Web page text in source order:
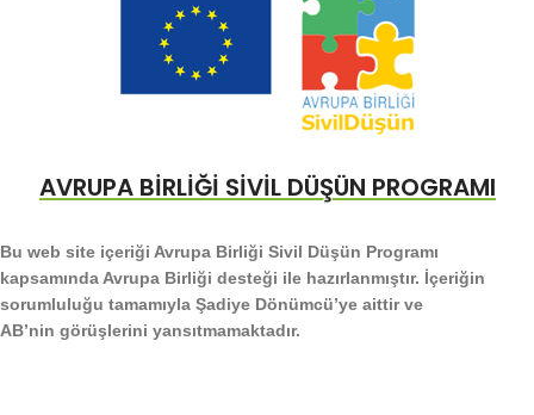
AVRUPA BİRLİĞİ SİVİL DÜŞÜN PROGRAMI
Bu web site içeriği Avrupa Birliği Sivil Düşün Programı
kapsamında Avrupa Birliği desteği ile hazırlanmıştır. İçeriğin
sorumluluğu tamamıyla Şadiye Dönümcü’ye aittir ve
AB’nin görüşlerini yansıtmamaktadır.